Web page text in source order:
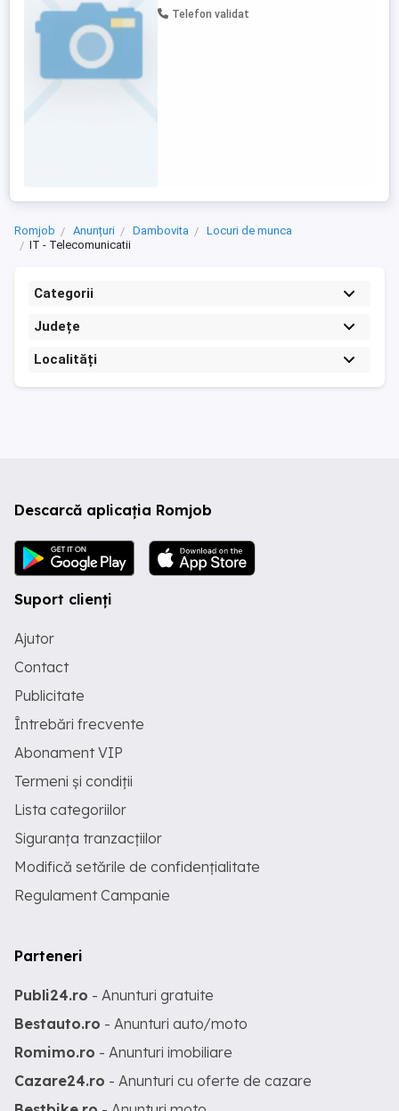
Telefon validat
Romjob Anunțuri Dambovita
Locuri de munca
IT - Telecomunicatii
Categorii
Județe
Localități
Descarcă aplicația Romjob
Suport clienți
Ajutor
Contact
Publicitate
Întrebări frecvente
Abonament VIP
Termeni și condiții
Lista categoriilor
Siguranța tranzacțiilor
Modifică setările de confidențialitate
Regulament Campanie
Parteneri
Publi24.ro - Anunturi gratuite
Bestauto.ro - Anunturi auto/moto
Romimo.ro - Anunturi imobiliare
Cazare24.ro - Anunturi cu oferte de cazare